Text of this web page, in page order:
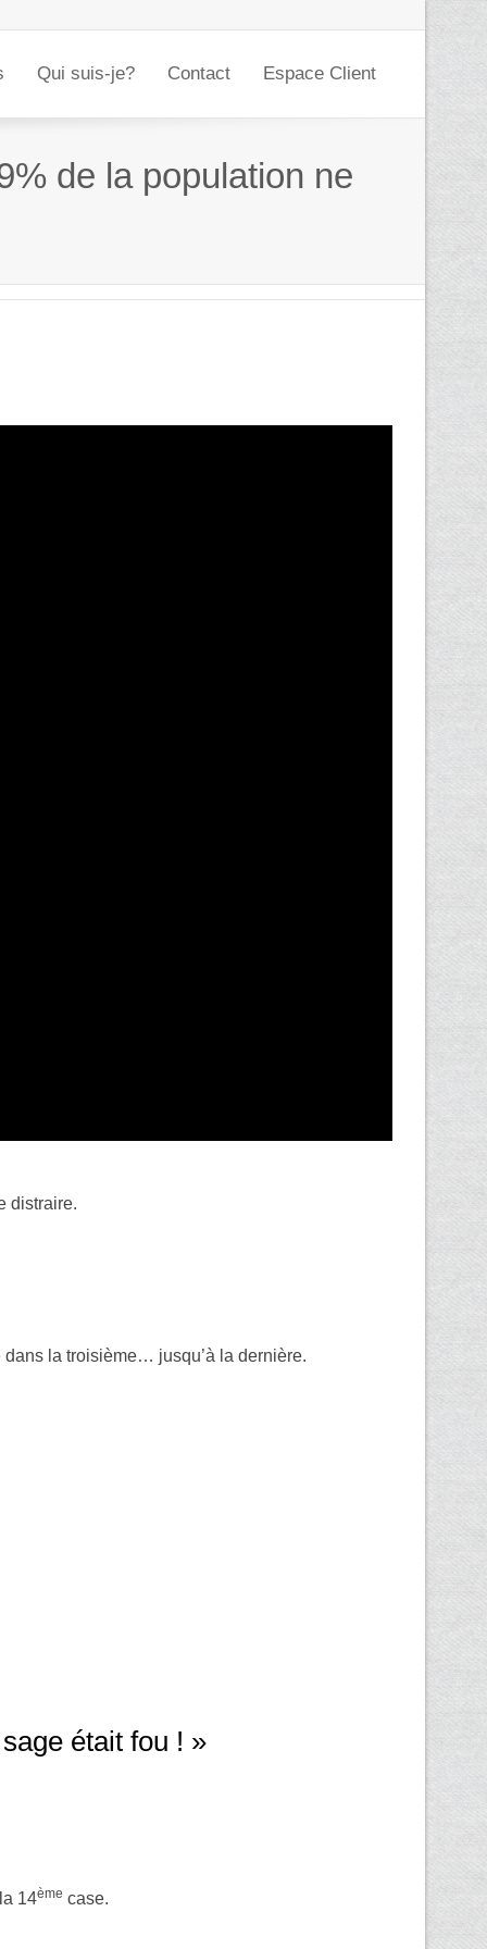
Qui suis-je? Contact Espace Client
de la population ne
distraire.
la troisième… jusqu’à la dernière.
était fou ! »
14ème case.